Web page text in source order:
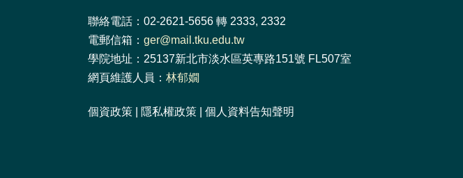
聯絡電話：02-2621-5656 轉 2333, 2332
電郵信箱： ger@mail.tku.edu.tw
學院地址：25137新北市淡水區英專路151號 FL507室
網頁維護人員： 林郁嫺
個資政策 隱私權政策 個人資料告知聲明